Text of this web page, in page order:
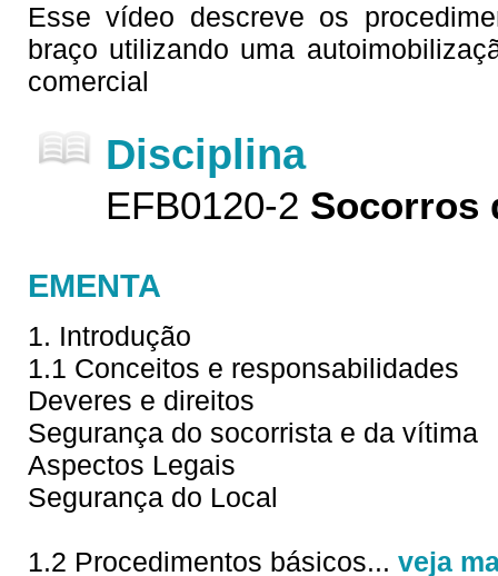
Esse vídeo descreve os
braço utilizando uma
comercial
Disciplina
EFB0120-2 Socorros
EMENTA
1. Introdução
1.1 Conceitos e responsabilidades
Deveres e direitos
Segurança do socorrista e da vítima
Aspectos Legais
Segurança do Local
1.2 Procedimentos básicos... veja